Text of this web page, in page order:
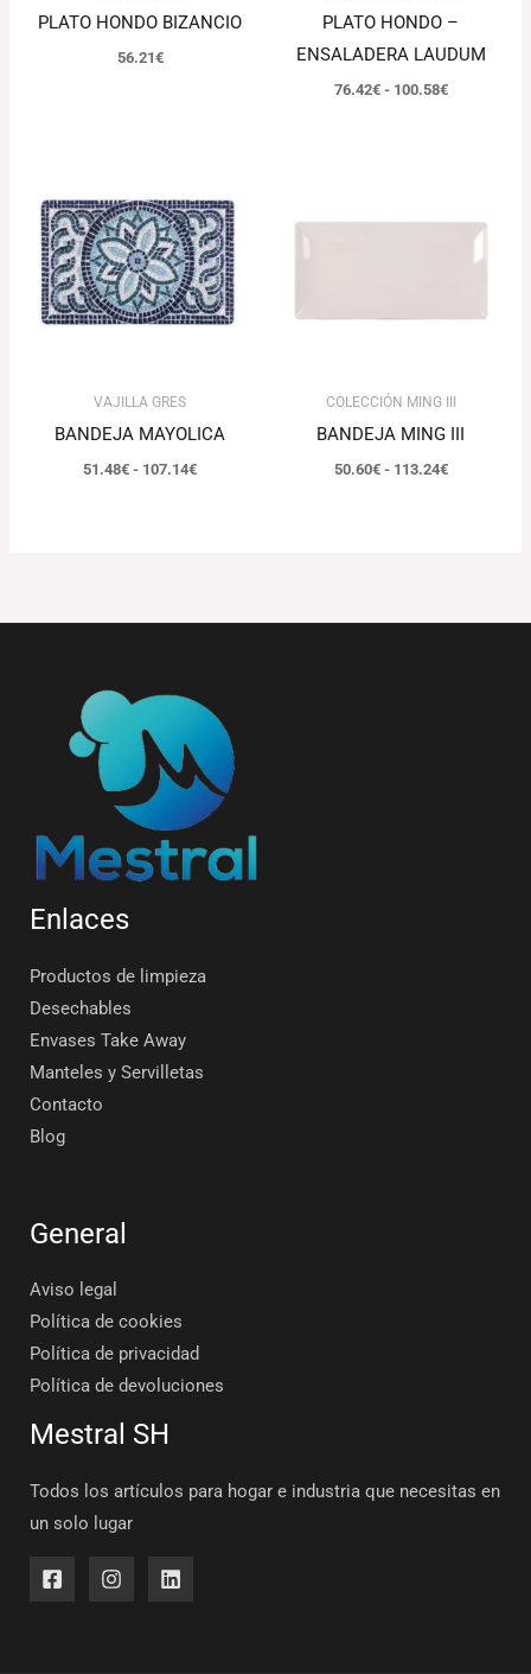
PLATO HONDO BIZANCIO
56.21€
PLATO HONDO –
ENSALADERA LAUDUM
76.42€ - 100.58€
VAJILLA GRES
BANDEJA MAYOLICA
51.48€ - 107.14€
precios:
desde
51.48€
hasta
107.14€
COLECCIÓN MING III
BANDEJA MING III
50.60€ - 113.24€
desde
50.60€
hasta
Enlaces
Productos de limpieza
Desechables
Envases Take Away
Manteles y Servilletas
Contacto
Blog
General
Aviso legal
Política de cookies
Política de privacidad
Política de devoluciones
Mestral SH
Todos los artículos para hogar e industria que necesitas en
un solo lugar